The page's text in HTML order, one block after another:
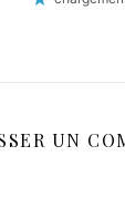
UN